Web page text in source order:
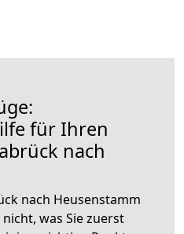
für Ihren
nach
nach Heusenstamm
was Sie zuerst